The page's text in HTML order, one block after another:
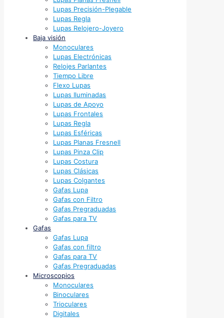
Lupas Precisión-Plegable
Lupas Regla
Lupas Relojero-Joyero
Baja visión
Monoculares
Lupas Electrónicas
Relojes Parlantes
Tiempo Libre
Flexo Lupas
Lupas Iluminadas
Lupas de Apoyo
Lupas Frontales
Lupas Regla
Lupas Esféricas
Lupas Planas Fresnell
Lupas Pinza Clip
Lupas Costura
Lupas Clásicas
Lupas Colgantes
Gafas Lupa
Gafas con Filtro
Gafas Pregraduadas
Gafas para TV
Gafas
Gafas Lupa
Gafas con filtro
Gafas para TV
Gafas Pregraduadas
Microscopios
Monoculares
Binoculares
Trioculares
Digitales